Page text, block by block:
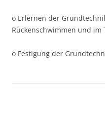
o Erlernen der
Rückenschwimmen und im
o Festigung der